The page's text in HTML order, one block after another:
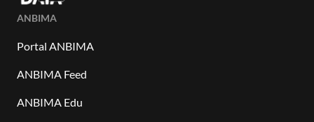
ANBIMA
Portal ANBIMA
ANBIMA Feed
ANBIMA Edu